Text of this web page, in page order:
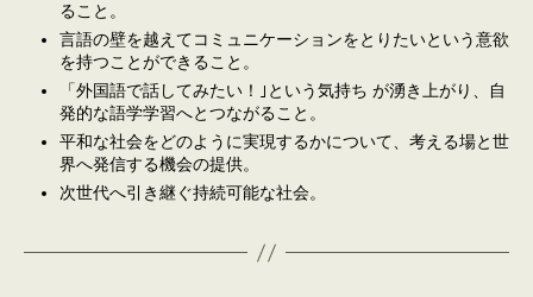
ること。
言語の壁を越えてコミュニケーションをとりたいという意欲
を持つことができること。
「外国語で話してみたい！｣という気持ち が湧き上がり、自
発的な語学学習へとつながること。
平和な社会をどのように実現するかについて、考える場と世
界へ発信する機会の提供。
次世代へ引き継ぐ持続可能な社会。